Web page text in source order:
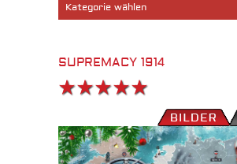
Kategorie wählen
SUPREMACY 1914